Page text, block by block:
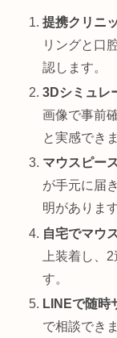
提携クリニ
リングと口
認します。
3Dシミュレ
画像で事前
と実感でき
マウスピー
が手元に届
明があります
自宅でマウ
上装着し、
す。
LINEで随時
で相談でき